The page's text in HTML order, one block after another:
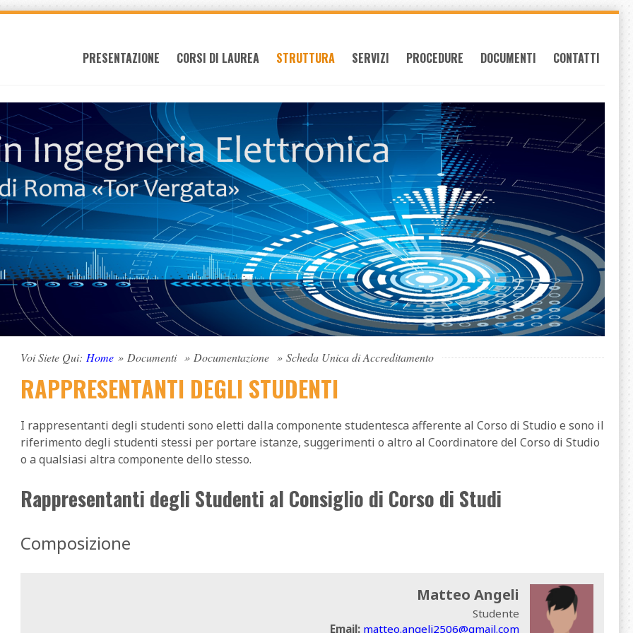
PRESENTAZIONE CORSI DI LAUREA STRUTTURA SERVIZI PROCEDURE DOCUMENTI CONTATTI
Voi Siete Qui: Home » Documenti » Documentazione » Scheda Unica di Accreditamento
RAPPRESENTANTI DEGLI STUDENTI
I rappresentanti degli studenti sono eletti dalla componente studentesca afferente al Corso di Studio e sono il
riferimento degli studenti stessi per portare istanze, suggerimenti o altro al Coordinatore del Corso di Studio
o a qualsiasi altra componente dello stesso.
Rappresentanti degli Studenti al Consiglio di Corso di Studi
Composizione
Matteo Angeli
Studente
Email: matteo.angeli2506@gmail.com